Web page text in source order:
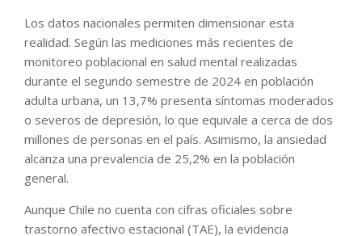
Los datos nacionales permiten dimensionar esta
realidad. Según las mediciones más recientes de
monitoreo poblacional en salud mental realizadas
durante el segundo semestre de 2024 en población
adulta urbana, un 13,7% presenta síntomas moderados
o severos de depresión, lo que equivale a cerca de dos
millones de personas en el país. Asimismo, la ansiedad
alcanza una prevalencia de 25,2% en la población
general.
Aunque Chile no cuenta con cifras oficiales sobre
trastorno afectivo estacional (TAE), la evidencia